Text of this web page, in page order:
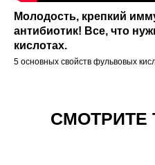
Молодость, крепкий
антибиотик! Все, что
кислотах.
5 основных свойств фульвовых
СМОТРИТЕ